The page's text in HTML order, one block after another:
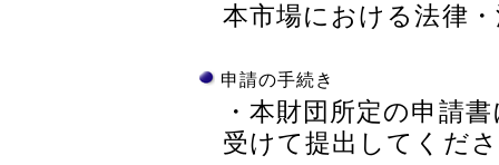
本市場における法律
申請の手続き
・本財団所定の申請
受けて提出してくだ